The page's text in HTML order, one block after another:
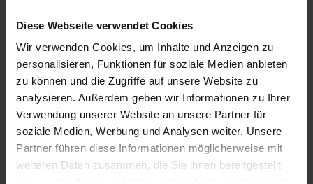
Diese Webseite verwendet Cookies
Wir verwenden Cookies, um Inhalte und Anzeigen zu
personalisieren, Funktionen für soziale Medien anbieten
zu können und die Zugriffe auf unsere Website zu
analysieren. Außerdem geben wir Informationen zu Ihrer
Verwendung unserer Website an unsere Partner für
soziale Medien, Werbung und Analysen weiter. Unsere
Partner führen diese Informationen möglicherweise mit
weiteren Daten zusammen, die Sie ihnen bereitgestellt
»moderne Kur« die Gesundheit der Patienten nicht
nur durch den Einsatz der herkömmlichen
Methoden der physikalischen Medizin,
Physiotherapie, medizinischen Balneologie und
Klimatologie fördern. Sie soll auch durch den Einsatz
von gesundheitsbildenden Maßnahmen Patienten
mit dem Ziel motivieren, gesundheitsgerechtere